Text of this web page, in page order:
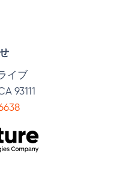
イブ
93111